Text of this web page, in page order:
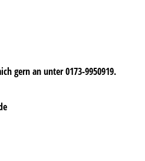
gern an unter 0173-9950919.